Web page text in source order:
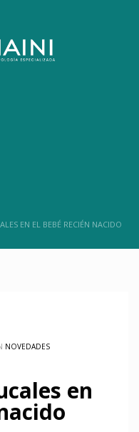
EN EL BEBÉ RECIÉN NACIDO
NOVEDADES
en